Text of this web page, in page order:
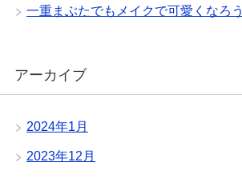
一重まぶたでもメイクで可愛くなろう
アーカイブ
2024年1月
2023年12月